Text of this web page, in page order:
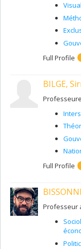
Full Profile
BILGE,
Full Profile
Professeur